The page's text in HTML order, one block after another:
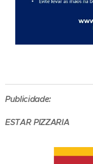
Publicidade:
ESTAR PIZZARIA